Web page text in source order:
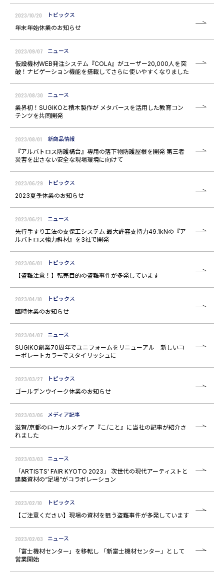
2023/10/20 トピックス
年末年始休業のお知らせ
2023/09/07 ニュース
仮設機材WEB発注システム『COLA』がユーザー20,000人を突
破！ナビゲーション機能を搭載してさらに使いやすくなりました
2023/08/30 ニュース
業界初！SUGIKOと積木製作が メタバースを活用した教育コン
テンツを共同開発
2023/08/01 新商品情報
『アルバトロス防護構台』専用の落下物防護屋根を開発 第三者
災害を出さない安全な現場環境に向けて
2023/06/29 トピックス
2023夏季休業のお知らせ
2023/06/21 ニュース
先行手すり工法の支保工システム 最大許容支持力49.1kNの『ア
ルバトロス強力斜材』を3社で開発
2023/06/01 トピックス
【盗難注意！】転売目的の盗難事件が多発しています
2023/04/10 トピックス
臨時休業のお知らせ
2023/04/07 ニュース
SUGIKO創業70周年でユニフォームをリニューアル 新しいコ
ーポレートカラーでスタイリッシュに
2023/03/27 トピックス
ゴールデンウイーク休業のお知らせ
2023/03/06 メディア記事
滋賀/京都のローカルメディア『こ/こと』に当社の記事が紹介さ
れました
2023/03/03 ニュース
「ARTISTS' FAIR KYOTO 2023」 次世代の現代アーティストと
建築資材の“足場”がコラボレーション
2023/02/10 トピックス
【ご注意ください】現場の資材を狙う盗難事件が多発しています
2023/02/03 ニュース
「富士機材センター」を移転し 「新富士機材センター」として
営業開始